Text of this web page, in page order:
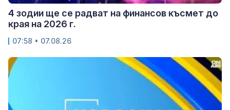
4 зодии ще се радват на финансов късмет до
края на 2026 г.
07:58 • 07.08.26